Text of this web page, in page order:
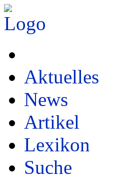
Aktuelles
News
Artikel
Lexikon
Suche